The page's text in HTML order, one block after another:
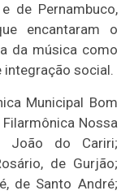
de Pernambuco,
encantaram o
da música como
integração social.
Municipal Bom
Nossa
João do Cariri;
de Gurjão;
de Santo André;